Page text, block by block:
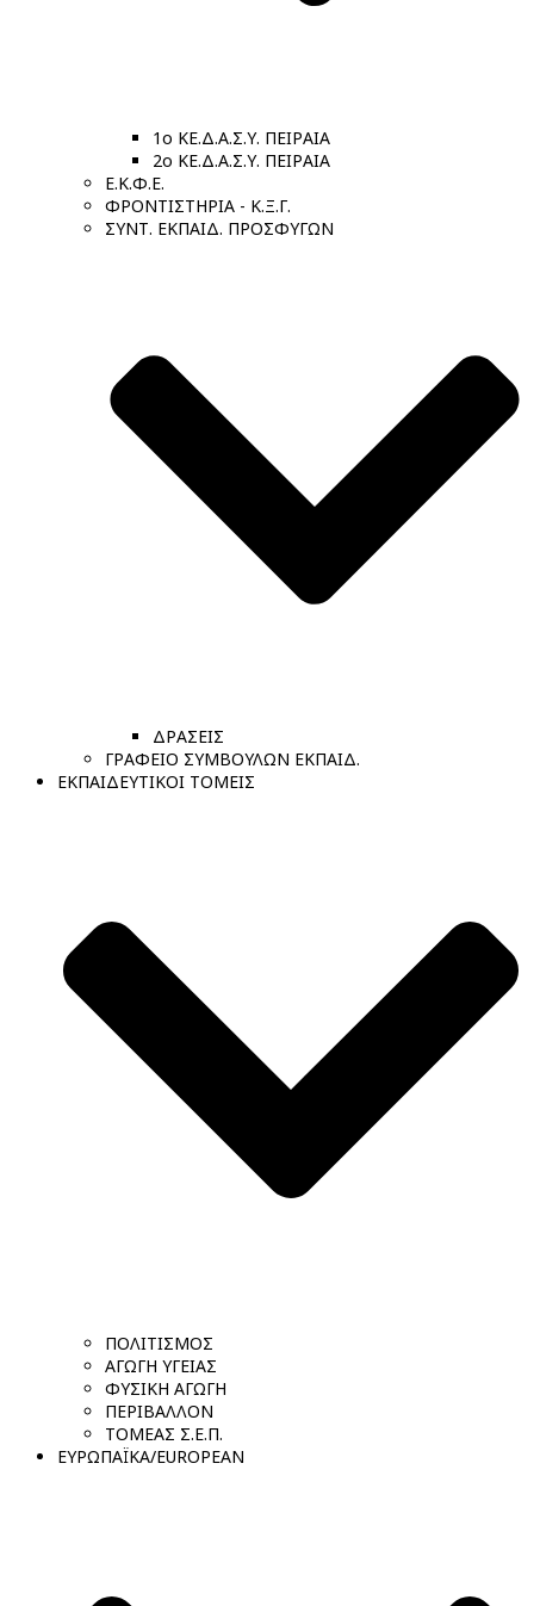
1ο ΚΕ.Δ.Α.Σ.Υ. ΠΕΙΡΑΙΑ
2ο ΚΕ.Δ.Α.Σ.Υ. ΠΕΙΡΑΙΑ
Ε.Κ.Φ.Ε.
ΦΡΟΝΤΙΣΤΗΡΙΑ - Κ.Ξ.Γ.
ΣΥΝΤ. ΕΚΠΑΙΔ. ΠΡΟΣΦΥΓΩΝ
ΔΡΑΣΕΙΣ
ΓΡΑΦΕΙΟ ΣΥΜΒΟΥΛΩΝ ΕΚΠΑΙΔ.
ΕΚΠΑΙΔΕΥΤΙΚΟΙ ΤΟΜΕΙΣ
ΠΟΛΙΤΙΣΜΟΣ
ΑΓΩΓΗ ΥΓΕΙΑΣ
ΦΥΣΙΚΗ ΑΓΩΓΗ
ΠΕΡΙΒΑΛΛΟΝ
ΤΟΜΕΑΣ Σ.Ε.Π.
ΕΥΡΩΠΑΪΚΑ/EUROPEAN